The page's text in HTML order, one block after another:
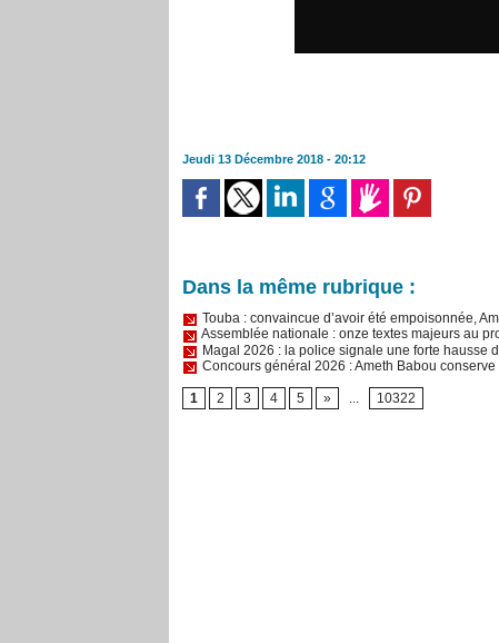
Jeudi 13 Décembre 2018 - 20:12
Dans la même rubrique :
Touba : convaincue d’avoir été empoisonnée,
Assemblée nationale : onze textes majeurs au
Magal 2026 : la police signale une forte hausse
Concours général 2026 : Ameth Babou
1 2 3 4 5 » ... 10322